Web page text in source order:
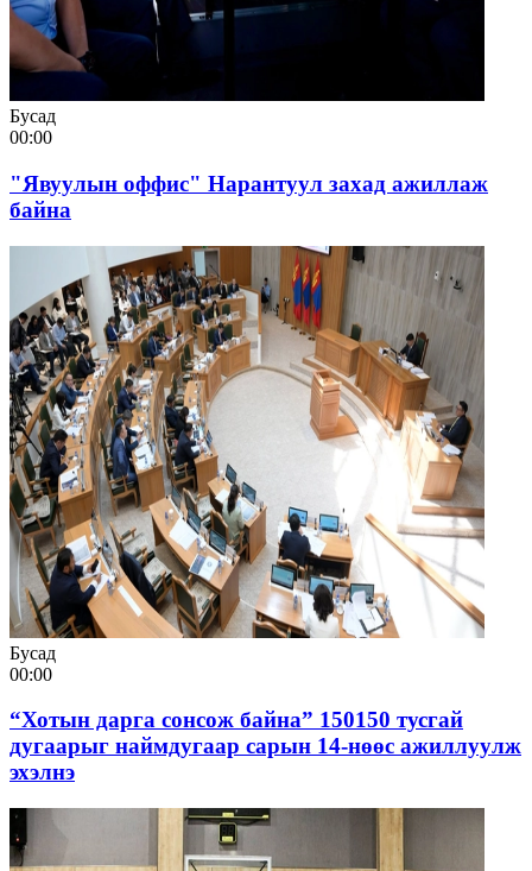
Бусад
00:00
"Явуулын оффис" Нарантуул захад ажиллаж
байна
Бусад
00:00
“Хотын дарга сонсож байна” 150150 тусгай
дугаарыг наймдугаар сарын 14-нөөс ажиллуулж
эхэлнэ